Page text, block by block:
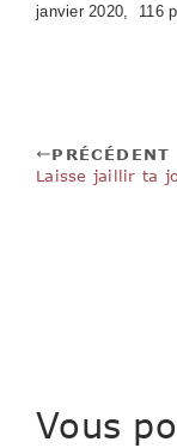
janvier 2020, 116
PRÉCÉDENT
Laisse jaillir ta
Vous